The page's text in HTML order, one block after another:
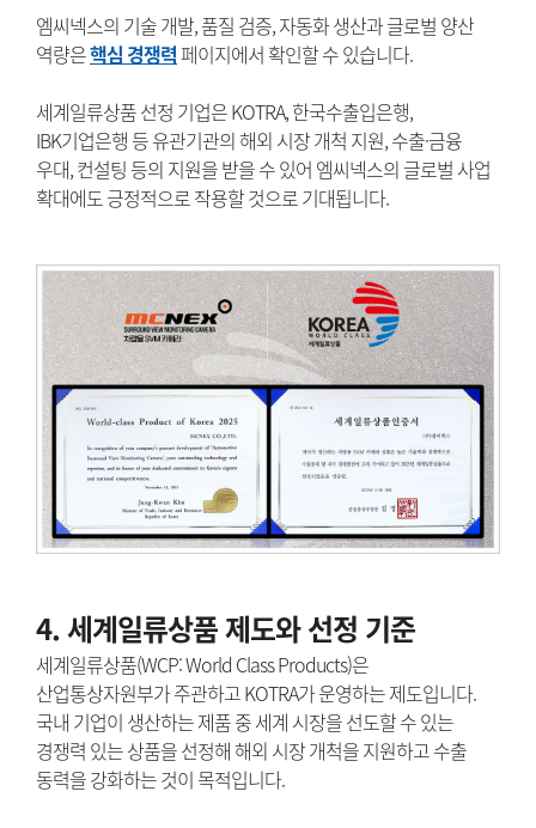
엠씨넥스의 기술 개발, 품질 검증, 자동화 생산과 글로벌 양산
역량은핵심 경쟁력페이지에서 확인할 수 있습니다.
세계일류상품 선정 기업은 KOTRA, 한국수출입은행,
IBK기업은행 등 유관기관의 해외 시장 개척 지원, 수출·금융
우대, 컨설팅 등의 지원을 받을 수 있어 엠씨넥스의 글로벌 사업
확대에도 긍정적으로 작용할 것으로 기대됩니다.
4. 세계일류상품 제도와 선정 기준
세계일류상품(WCP: World Class Products)은
산업통상자원부가 주관하고 KOTRA가 운영하는 제도입니다.
국내 기업이 생산하는 제품 중 세계 시장을 선도할 수 있는
경쟁력 있는 상품을 선정해 해외 시장 개척을 지원하고 수출
동력을 강화하는 것이 목적입니다.